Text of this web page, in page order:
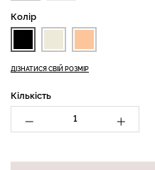
Колір
ДІЗНАТИСЯ СВІЙ РОЗМІР
Кількість
Безшовні стрінги STRING
BRIEFS (чорний) Giulia
179 грн.299 грн.